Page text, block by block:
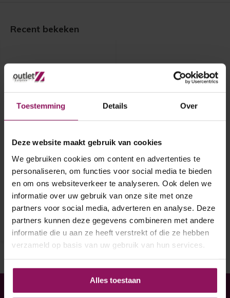
Toestemming Details Over
Deze website maakt gebruik van cookies
We gebruiken cookies om content en advertenties te
personaliseren, om functies voor social media te bieden
en om ons websiteverkeer te analyseren. Ook delen we
informatie over uw gebruik van onze site met onze
partners voor social media, adverteren en analyse. Deze
partners kunnen deze gegevens combineren met andere
informatie die u aan ze heeft verstrekt of die ze hebben
verzameld op basis van uw gebruik van hun services.
Alles toestaan
Recent bekeken
Cando deurklink set
Deurgreep krukgeveerd
€ 34,50
Heeft u hulp nodig bij uw